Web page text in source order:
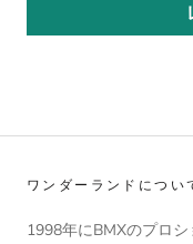
ワンダーランドについ
1998年にBMXのプロ